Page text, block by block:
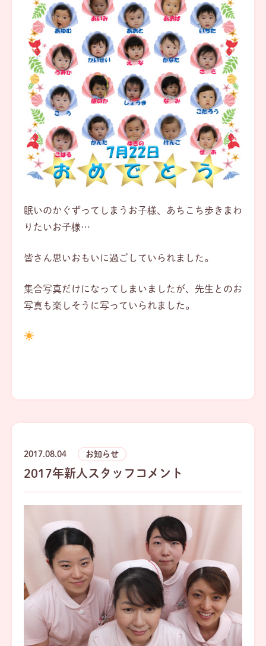
眠いのかぐずってしまうお子様、あちこち歩きまわ
りたいお子様…
皆さん思いおもいに過ごしていられました。
集合写真だけになってしまいましたが、先生とのお
写真も楽しそうに写っていられました。
2017.08.04 お知らせ
2017年新人スタッフコメント